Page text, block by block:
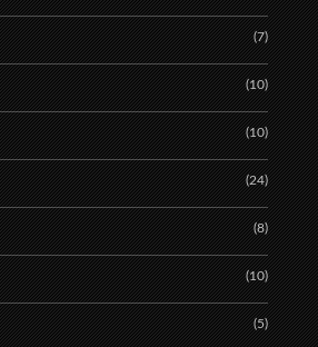
(7)
(10)
(10)
(24)
(8)
(10)
(5)